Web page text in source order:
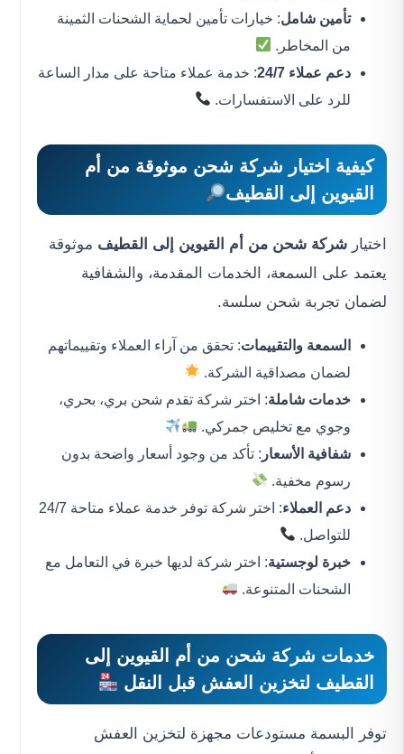
تأمين شامل: خيارات تأمين لحماية الشحنات الثمينة
من المخاطر.
دعم عملاء 24/7
: خدمة عملاء متاحة على مدار الساعة
للرد على الاستفسارات.
كيفية اختيار شركة شحن موثوقة من أم
القيوين إلى القطيف
اختيار شركة شحن من أم القيوين إلى القطيف موثوقة
يعتمد على السمعة، الخدمات المقدمة، والشفافية
لضمان تجربة شحن سلسة.
السمعة والتقييمات: تحقق من آراء العملاء وتقييماتهم
لضمان مصداقية الشركة.
خدمات شاملة: اختر شركة تقدم شحن بري، بحري،
وجوي مع تخليص جمركي.
شفافية الأسعار : تأكد من وجود أسعار واضحة بدون
رسوم مخفية.
دعم العملاء
: اختر شركة توفر خدمة عملاء متاحة 24/7
للتواصل.
خبرة لوجستية: اختر شركة لديها خبرة في التعامل مع
الشحنات المتنوعة.
خدمات شركة شحن من أم القيوين إلى
القطيف لتخزين العفش قبل النقل
توفر البسمة مستودعات مجهزة لتخزين العفش